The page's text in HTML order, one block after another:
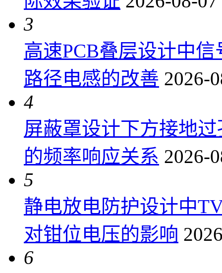
3
高速PCB叠层设计中
路径电感的改善 2026-
4
屏蔽罩设计下方接地
的频率响应关系 2026-
5
静电放电防护设计中
对钳位电压的影响
6